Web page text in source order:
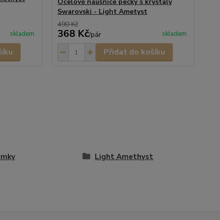
skladem
Swarovski - Light Ametyst
490 Kč
368 Kč/pár skladem
Přidat do košíku
Light Amethyst